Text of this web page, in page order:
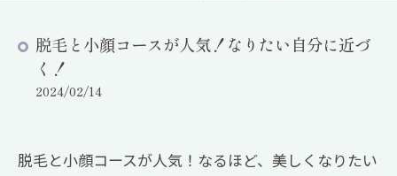
脱毛と小顔コースが人気！なりたい自分に近づ
く！
2024/02/14
脱毛と小顔コースが人気！なるほど、美しくなりたい